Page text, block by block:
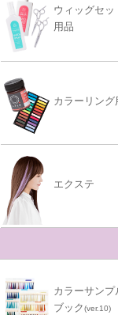
ウィッグセッ
用品
カラーリング
エクステ
カラーサンプ
ブック(ver.10)